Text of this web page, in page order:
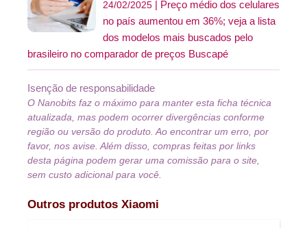
24/02/2025
Preço médio dos celulares
no país aumentou em 36%; veja a lista
dos modelos mais buscados pelo
brasileiro no comparador de preços Buscapé
Isenção de responsabilidade
O Nanobits faz o máximo para manter esta ficha técnica
atualizada, mas podem ocorrer divergências conforme
região ou versão do produto. Ao encontrar um erro, por
favor, nos avise. Além disso, compras feitas por links
desta página podem gerar uma comissão para o site,
sem custo adicional para você.
Outros produtos Xiaomi